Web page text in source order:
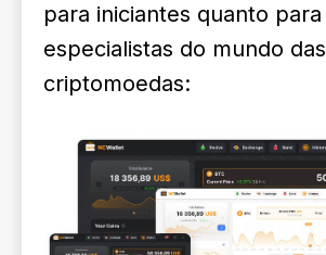
para iniciantes quanto para
especialistas do mundo das
criptomoedas: